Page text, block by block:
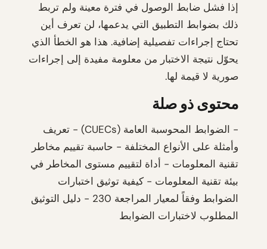
إذا فشل ضابط الوصول في فترة معينة ولم تربط
ذلك بضوابط التطبيق التي يدعمها، لن تعرف أين
تحتاج إجراءات تفصيلية إضافية. هذا هو الخطأ الذي
يحوّل نتيجة الاختبار من معلومة مفيدة إلى إجراءات
صورية لا قيمة لها.
محتوى ذو صلة
- الضوابط المحوسبة العامة (CUECs) - تعريف
وأمثلة على الأنواع المختلفة - حاسبة تقييم مخاطر
تقنية المعلومات - أداة لتقييم مستوى المخاطر في
بيئة تقنية المعلومات - كيفية توثيق اختبارات
الضوابط وفقاً لمعيار المراجعة 230 - دليل التوثيق
المطلوب لاختبارات الضوابط